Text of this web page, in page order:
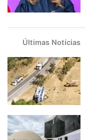
Últimas Notícias